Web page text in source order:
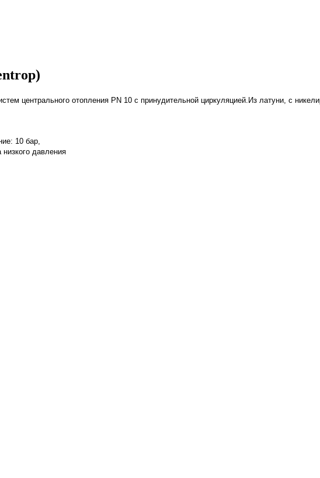
центрального отопления PN 10 с принудительной циркуляцией.Из латуни, с
10 бар,
давления